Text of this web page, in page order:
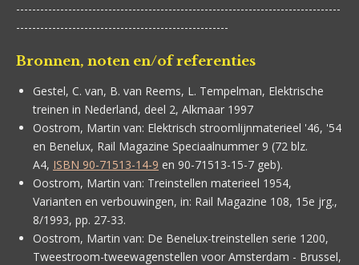
---------------------------------------------------------------------------------
-----------------------------------------------------
Bronnen, noten en/of referenties
Gestel, C. van, B. van Reems, L. Tempelman, Elektrische
treinen in Nederland, deel 2, Alkmaar 1997
Oostrom, Martin van: Elektrisch stroomlijnmaterieel '46, '54
en Benelux, Rail Magazine Speciaalnummer 9 (72 blz.
A4, ISBN 90-71513-14-9 en 90-71513-15-7 geb).
Oostrom, Martin van: Treinstellen materieel 1954,
Varianten en verbouwingen, in: Rail Magazine 108, 15e jrg.,
8/1993, pp. 27-33.
Oostrom, Martin van: De Benelux-treinstellen serie 1200,
Tweestroom-tweewagenstellen voor Amsterdam - Brussel,